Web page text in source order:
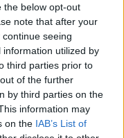
the below opt-out
note that after your
seeing
utilized by
third parties prior to
of the further
by third parties on the
information may
on the IAB’s List of
v štandardnej